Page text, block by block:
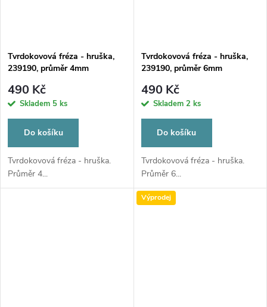
Tvrdokovová fréza - hruška,
239190, průměr 4mm
490 Kč
Skladem 5 ks
Do košíku
Tvrdokovová fréza - hruška.
Průměr 4...
Tvrdokovová fréza - hruška,
239190, průměr 6mm
490 Kč
Skladem 2 ks
Do košíku
Tvrdokovová fréza - hruška.
Průměr 6...
Výprodej